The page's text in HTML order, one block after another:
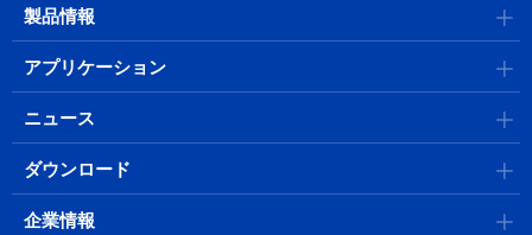
製品情報
アプリケーション
ニュース
ダウンロード
企業情報